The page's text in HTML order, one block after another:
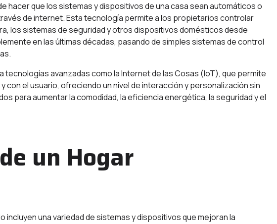
hacer que los sistemas y dispositivos de una casa sean automáticos o
de internet. Esta tecnología permite a los propietarios controlar
los sistemas de seguridad y otros dispositivos domésticos desde
en las últimas décadas, pasando de simples sistemas de control
tecnologías avanzadas como la Internet de las Cosas (IoT), que permite
con el usuario, ofreciendo un nivel de interacción y personalización sin
para aumentar la comodidad, la eficiencia energética, la seguridad y el
un Hogar
una variedad de sistemas y dispositivos que mejoran la